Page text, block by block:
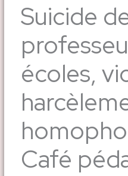
Suicide
écoles,
Café